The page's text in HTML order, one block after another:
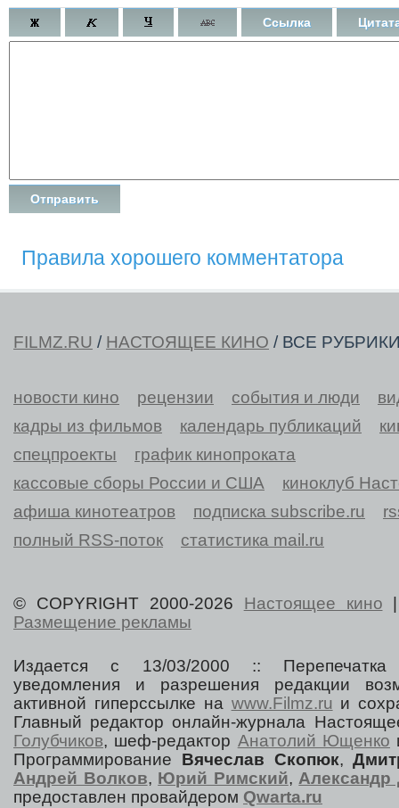
Ссылка
Правила хорошего комментатора
FILMZ.RU / НАСТОЯЩЕЕ КИНО / ВСЕ
новости кино рецензии события и люди
кадры из фильмов
календарь публикаций
спецпроекты
график кинопроката
кассовые сборы России и США
киноклуб
афиша кинотеатров
подписка subscribe.ru
полный RSS-поток
статистика mail.ru
© COPYRIGHT 2000-2026 Настоящее кино
Размещение рекламы
Издается с 13/03/2000 :: Перепечатка
уведомления и разрешения редакции
активной гиперссылке на www.Filmz.ru и
Главный редактор онлайн-журнала
Голубчиков, шеф-редактор Анатолий Ющенко
Программирование Вячеслав Скопюк,
Андрей Волков, Юрий Римский, Александр
предоставлен провайдером Qwarta.ru